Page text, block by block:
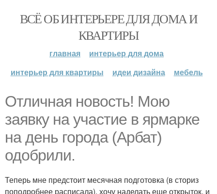
ВСЁ ОБ ИНТЕРЬЕРЕ ДЛЯ ДОМА И
КВАРТИРЫ
главная
интерьер для дома
интерьер для квартиры
идеи дизайна мебель
Отличная новость! Мою
заявку на участие в ярмарке
на день города (Арбат)
одобрили.
Теперь мне предстоит месячная подготовка (в сториз
поподробнее расписала), хочу наделать еще открыток, и